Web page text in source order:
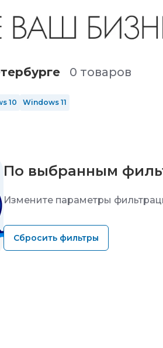
0 товаров
10 Windows 11
По выбранным
Измените параметры
Сбросить фильтры